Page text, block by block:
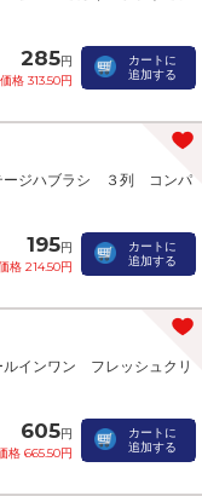
285円
格 313.50円
カートに
追加する
ジハブラシ ３列 コンパ
195円
格 214.50円
カートに
追加する
インワン フレッシュクリ
605円
格 665.50円
カートに
追加する